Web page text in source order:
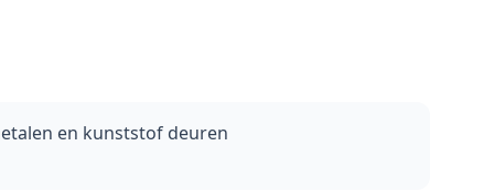
en kunststof deuren